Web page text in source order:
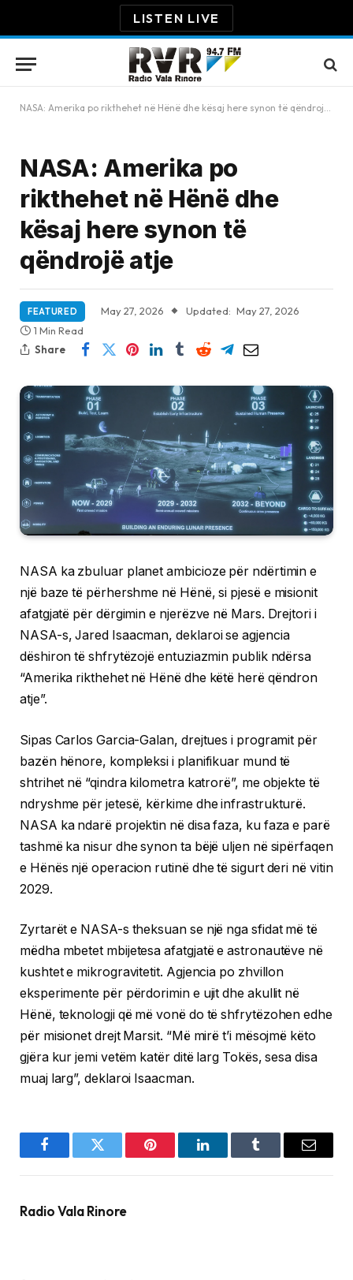
LISTEN LIVE
NASA: Amerika po rikthehet në Hënë dhe kësaj here synon të qëndrojë atje
NASA: Amerika po
rikthehet në Hënë dhe
kësaj here synon të
qëndrojë atje
FEATURED May 27, 2026 Updated: May 27, 2026
1 Min Read
Share
NASA ka zbuluar planet ambicioze për ndërtimin e
një baze të përhershme në Hënë, si pjesë e misionit
afatgjatë për dërgimin e njerëzve në Mars. Drejtori i
NASA-s, Jared Isaacman, deklaroi se agjencia
dëshiron të shfrytëzojë entuziazmin publik ndërsa
“Amerika rikthehet në Hënë dhe këtë herë qëndron
atje”.
Sipas Carlos Garcia-Galan, drejtues i programit për
bazën hënore, kompleksi i planifikuar mund të
shtrihet në “qindra kilometra katrorë”, me objekte të
ndryshme për jetesë, kërkime dhe infrastrukturë.
NASA ka ndarë projektin në disa faza, ku faza e parë
tashmë ka nisur dhe synon ta bëjë uljen në sipërfaqen
e Hënës një operacion rutinë dhe të sigurt deri në vitin
2029.
Zyrtarët e NASA-s theksuan se një nga sfidat më të
mëdha mbetet mbijetesa afatgjatë e astronautëve në
kushtet e mikrogravitetit. Agjencia po zhvillon
eksperimente për përdorimin e ujit dhe akullit në
Hënë, teknologji që më vonë do të shfrytëzohen edhe
për misionet drejt Marsit. “Më mirë t’i mësojmë këto
gjëra kur jemi vetëm katër ditë larg Tokës, sesa disa
muaj larg”, deklaroi Isaacman.
FacebookTwitter Pinterest LinkedInTumblr Email
Radio Vala Rinore